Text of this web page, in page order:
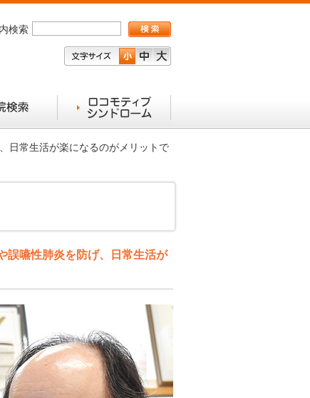
検索
日常生活が楽になるのがメリットで
誤嚥性肺炎を防げ、日常生活が